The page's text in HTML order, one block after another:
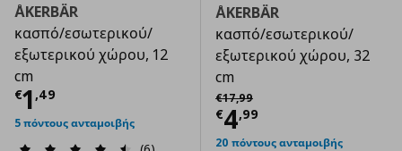
ÅKERBÄR
κασπό/εσωτερικού/
εξωτερικού χώρου, 12
cm
€1 ,49
Τρέχουσα τιμή € 1,49
5 πόντους ανταμοιβής
ÅKERBÄR
κασπό/εσωτερικού/
εξωτερικού χώρου, 32
cm
€17,99
Αρχική τιμή
€4,99
Τρέχουσα
20 πόντους ανταμοιβής